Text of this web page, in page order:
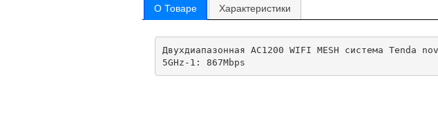
О Товаре Характеристики
Двухдиапазонная AC1200 WIFI MESH система
5GHz-1: 867Mbps